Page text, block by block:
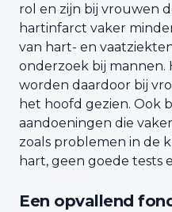
rol en zijn bij vrouwen
hartinfarct vaker
van hart- en
onderzoek bij mannen.
worden daardoor bij
het hoofd gezien. Ook
aandoeningen die
zoals problemen in de
hart, geen goede tests
Een opvallend